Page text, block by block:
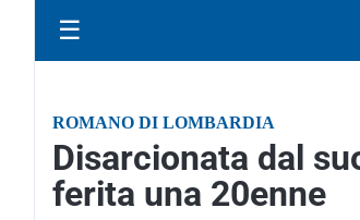
☰
ROMANO DI LOMBARDIA
Disarcionata dal
ferita una 20enne